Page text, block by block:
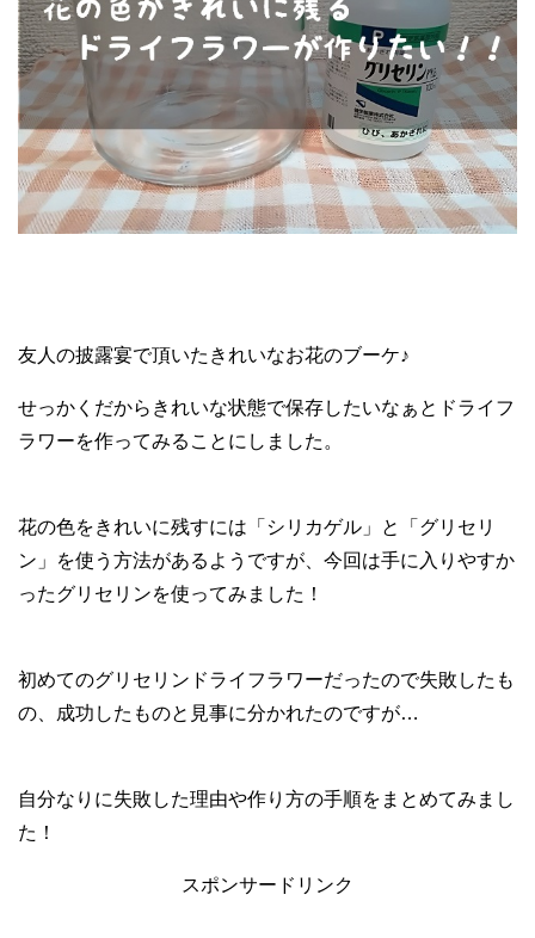
友人の披露宴で頂いたきれいなお花のブーケ♪
せっかくだからきれいな状態で保存したいなぁとドライフ
ラワーを作ってみることにしました。
花の色をきれいに残すには「シリカゲル」と「グリセリ
ン」を使う方法があるようですが、今回は手に入りやすか
ったグリセリンを使ってみました！
初めてのグリセリンドライフラワーだったので失敗したも
の、成功したものと見事に分かれたのですが…
自分なりに失敗した理由や作り方の手順をまとめてみまし
た！
スポンサードリンク